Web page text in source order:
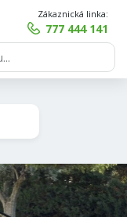
Zákaznická linka:
777 444 141